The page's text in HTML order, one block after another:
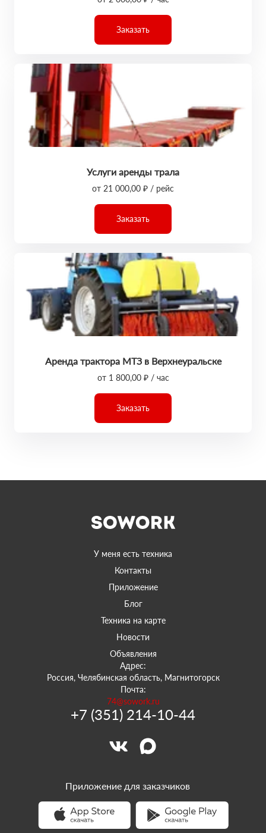
Заказать
Услуги аренды трала
от 21 000,00 ₽ / рейс
Заказать
Аренда трактора МТЗ в Верхнеуральске
от 1 800,00 ₽ / час
Заказать
У меня есть техника
Контакты
Приложение
Блог
Техника на карте
Новости
Объявления
Адрес:
Россия, Челябинская область, Магнитогорск
Почта:
74@sowork.ru
+7 (351) 214-10-44
Приложение для заказчиков